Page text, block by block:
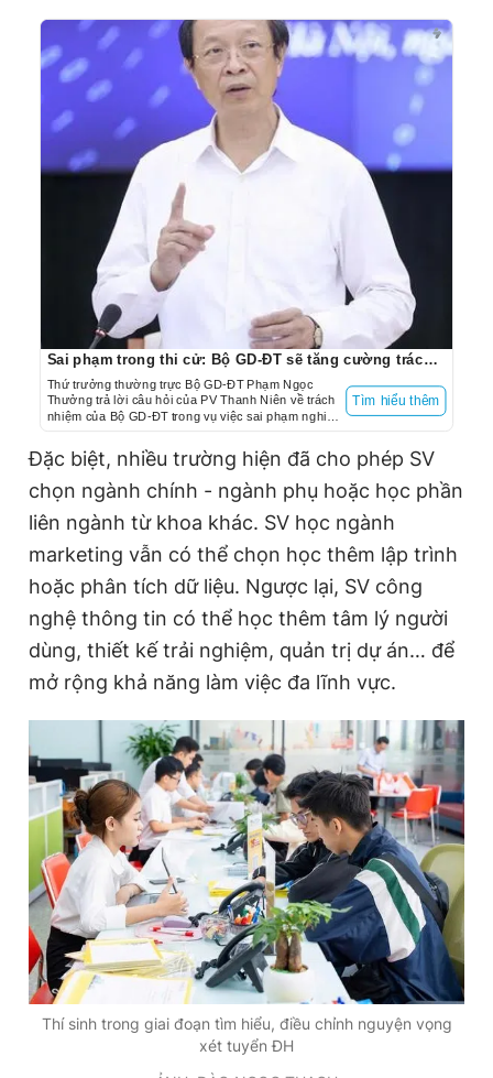
Sai phạm trong thi cử: Bộ GD-ĐT sẽ tăng cường trách nhiệm quản trị rủi ro
Thứ trưởng thường trực Bộ GD-ĐT Phạm Ngọc
Thưởng trả lời câu hỏi của PV Thanh Niên về trách
nhiệm của Bộ GD-ĐT trong vụ việc sai phạm nghiêm
trọng thi tốt nghiệp THPT không chỉ ở Tuyên Quang
mà một số tỉnh thành khác.
Tìm hiểu thêm
Đặc biệt, nhiều trường hiện đã cho phép SV
chọn ngành chính - ngành phụ hoặc học phần
liên ngành từ khoa khác. SV học ngành
marketing vẫn có thể chọn học thêm lập trình
hoặc phân tích dữ liệu. Ngược lại, SV công
nghệ thông tin có thể học thêm tâm lý người
dùng, thiết kế trải nghiệm, quản trị dự án… để
mở rộng khả năng làm việc đa lĩnh vực.
Thí sinh trong giai đoạn tìm hiểu, điều chỉnh nguyện vọng
xét tuyển ĐH